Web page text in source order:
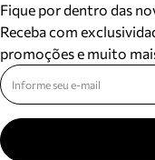
Fique por dentro das
Receba com
promoções e muito